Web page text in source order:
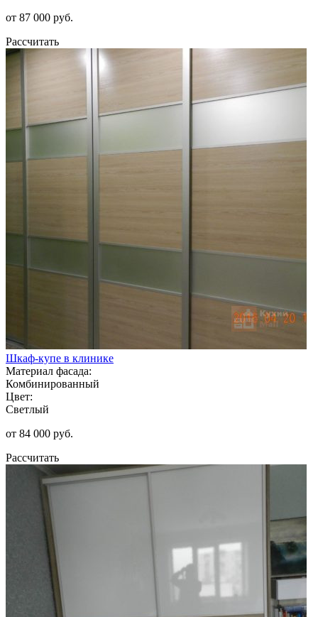
от 87 000 руб.
Рассчитать
Шкаф-купе в клинике
Материал фасада:
Комбинированный
Цвет:
Светлый
от 84 000 руб.
Рассчитать